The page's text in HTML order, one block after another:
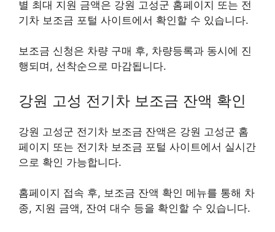
별 최대 지원 금액은 강원 고성군 홈페이지 또는 전
기차 보조금 포털 사이트에서 확인할 수 있습니다.
보조금 신청은 차량 구매 후, 차량등록과 동시에 진
행되며, 선착순으로 마감됩니다.
강원 고성 전기차 보조금 잔액 확인
강원 고성군 전기차 보조금 잔액은 강원 고성군 홈
페이지 또는 전기차 보조금 포털 사이트에서 실시간
으로 확인 가능합니다.
홈페이지 접속 후, 보조금 잔액 확인 메뉴를 통해 차
종, 지원 금액, 잔여 대수 등을 확인할 수 있습니다.